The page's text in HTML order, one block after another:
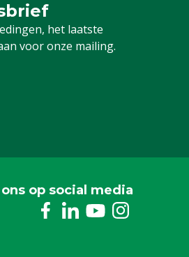
het laatste
voor onze mailing.
op social media